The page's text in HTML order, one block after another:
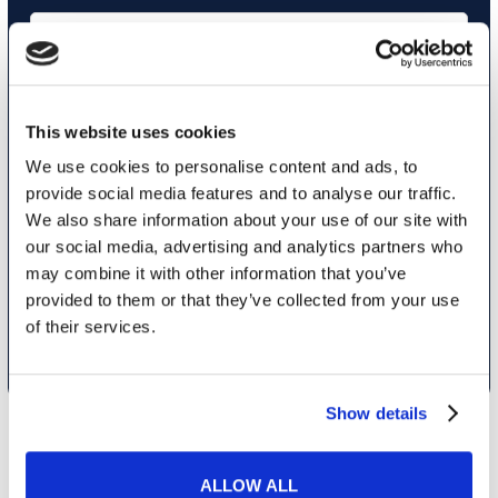
This website uses cookies
We use cookies to personalise content and ads, to
provide social media features and to analyse our traffic.
We also share information about your use of our site with
our social media, advertising and analytics partners who
may combine it with other information that you’ve
provided to them or that they’ve collected from your use
of their services.
Show details
ALLOW ALL
Siendo mayor de 16 años, declaro que consiento el tratamiento de
mis datos personales de acuerdo con la política de privacidad
Deseo recibir comunicaciones comerciales y promocionales
relacionadas con los productos y servicios de la marca MyES
ENVÍA TU SOLICITUD